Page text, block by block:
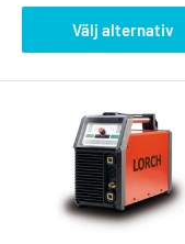
Välj alternativ